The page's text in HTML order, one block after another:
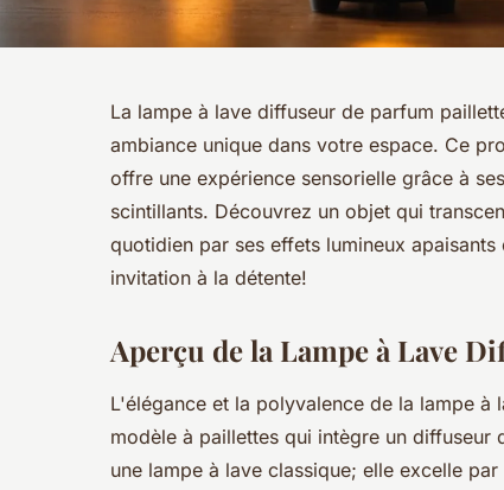
La lampe à lave diffuseur de parfum
ambiance unique dans votre espace. Ce
offre une expérience sensorielle grâce à
scintillants. Découvrez un objet qui
quotidien par ses effets lumineux
invitation à la détente!
Aperçu de la Lampe à Lave
L'élégance et la polyvalence de la lampe à
modèle à paillettes qui intègre un
une lampe à lave classique; elle excelle